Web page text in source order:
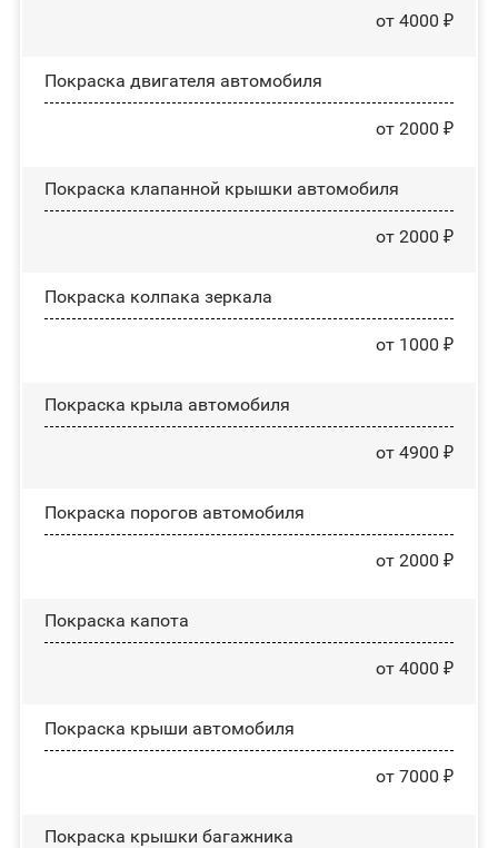
от 4000 ₽
Покраска двигателя автомобиля
от 2000 ₽
Покраска клапанной крышки автомобиля
от 2000 ₽
Покраска колпака зеркала
от 1000 ₽
Покраска крыла автомобиля
от 4900 ₽
Покраска порогов автомобиля
от 2000 ₽
Покраска капота
от 4000 ₽
Покраска крыши автомобиля
от 7000 ₽
Покраска крышки багажника